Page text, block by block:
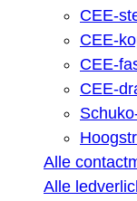
CEE-
CEE-
CEE-
CEE-
Alle
Alle